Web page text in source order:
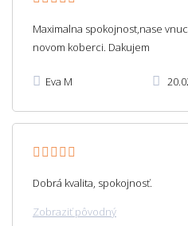
Maximalna spokojnost,nase
novom koberci. Dakujem
Eva M
Dobrá kvalita, spokojnosť.
Zobraziť pôvodný